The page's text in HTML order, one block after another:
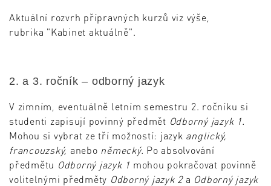
Aktuální rozvrh přípravných kurzů viz výše,
rubrika "Kabinet aktuálně".
2. a 3. ročník – odborný jazyk
V zimním, eventuálně letním semestru 2. ročníku si
studenti zapisují povinný předmět Odborný jazyk 1.
Mohou si vybrat ze tří možností: jazyk anglický,
francouzský, anebo německý. Po absolvování
předmětu Odborný jazyk 1 mohou pokračovat povinně
volitelnými předměty Odborný jazyk 2 a Odborný jazyk